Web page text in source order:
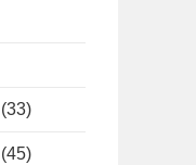
(33)
(45)